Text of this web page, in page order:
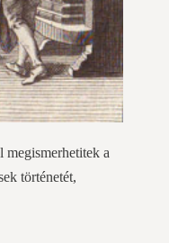
a
történetét,